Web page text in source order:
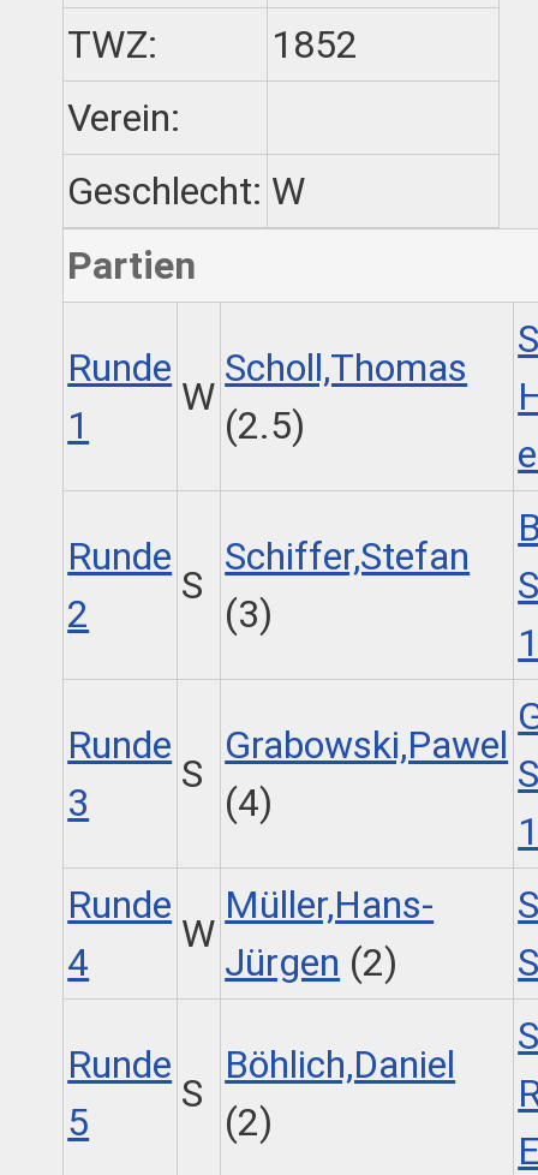
TWZ:
1852
Verein:
Geschlecht: W
Partien
Runde
1
W
Scholl,Thomas
(2.5)
Runde
2
S
Schiffer,Stefan
(3)
Runde
3
S
Grabowski,Pawel
(4)
Runde
4
W
Müller,Hans-
Jürgen (2)
Runde
5
S
Böhlich,Daniel
(2)